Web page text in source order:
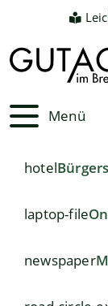
Menü
hotel
laptop-file
newspaper